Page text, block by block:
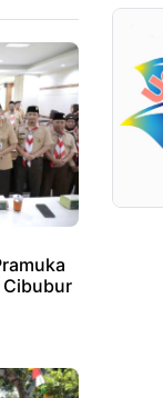
Cibubur